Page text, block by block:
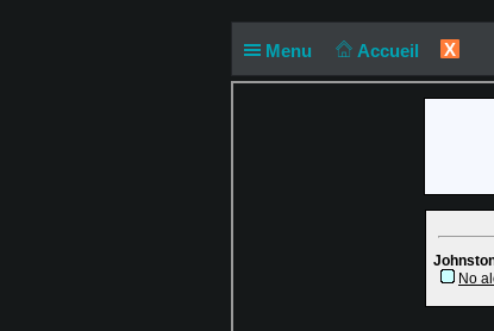
Menu Accueil X